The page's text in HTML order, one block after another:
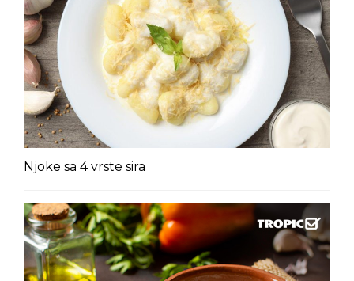
Njoke sa 4 vrste sira